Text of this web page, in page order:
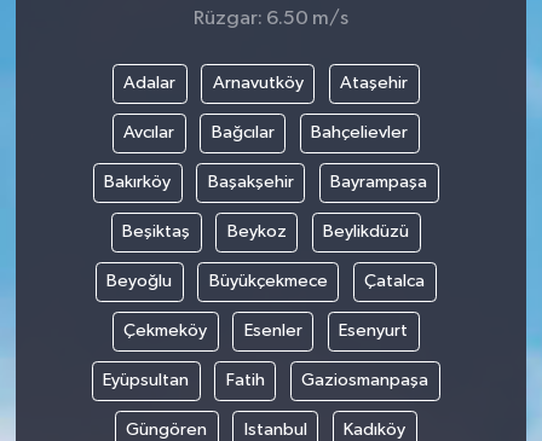
Rüzgar: 6.50 m/s
Adalar Arnavutköy Ataşehir
Avcılar Bağcılar Bahçelievler
Bakırköy Başakşehir Bayrampaşa
Beşiktaş Beykoz Beylikdüzü
Beyoğlu Büyükçekmece Çatalca
Çekmeköy Esenler Esenyurt
Eyüpsultan Fatih Gaziosmanpaşa
Güngören Istanbul Kadıköy